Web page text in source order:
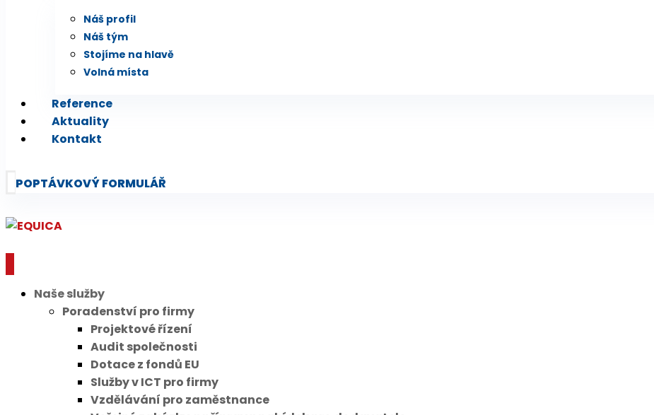
Náš profil
Náš tým
Stojíme na hlavě
Volná místa
Reference
Aktuality
Kontakt
POPTÁVKOVÝ FORMULÁŘ
Naše služby
Poradenství pro firmy
Projektové řízení
Audit společnosti
Dotace z fondů EU
Služby v ICT pro firmy
Vzdělávání pro zaměstnance